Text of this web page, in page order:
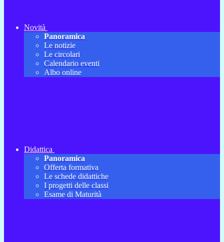
Novità
Panoramica
Le notizie
Le circolari
Calendario eventi
Albo online
Didattica
Panoramica
Offerta formativa
Le schede didattiche
I progetti delle classi
Esame di Maturità